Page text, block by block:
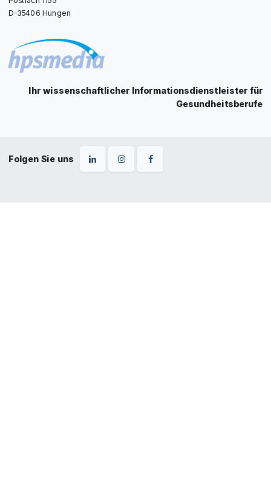
D-35406 Hungen
Ihr wissenschaftlicher Informationsdienstleister für
Gesundheitsberufe
Folgen Sie uns